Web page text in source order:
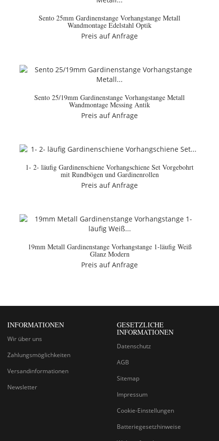
Sento 25mm Gardinenstange Vorhangstange Metall
Wandmontage Edelstahl Optik
Preis auf Anfrage
Sento 25/19mm Gardinenstange Vorhangstange Metall
Wandmontage Messing Antik
Preis auf Anfrage
1- 2- läufig Gardinenschiene Vorhangschiene Set Vorgebohrt
mit Rundbögen und Gardinenrollen
Preis auf Anfrage
19mm Metall Gardinenstange Vorhangstange 1-läufig Weiß
Glanz Modern
Preis auf Anfrage
INFORMATIONEN
Wir über uns
Zahlungsmöglichkeiten
Versandinformationen
Newsletter
GESETZLICHE
INFORMATIONEN
Datenschutz
AGB
Sitemap
Impressum
Cookie-Einstellungen
Batteriegesetzhinweise